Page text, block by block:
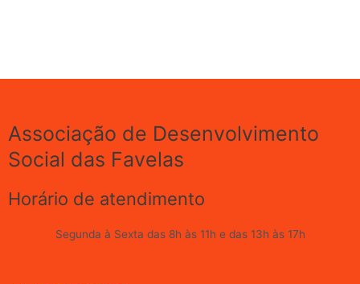
Associação de Desenvolvimento
Social das Favelas
Horário de atendimento
Segunda à Sexta das 8h às 11h e das 13h às 17h